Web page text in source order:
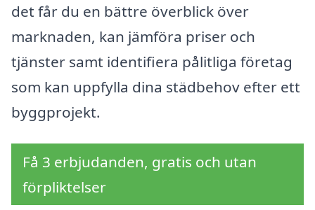
det får du en bättre överblick över
marknaden, kan jämföra priser och
tjänster samt identifiera pålitliga företag
som kan uppfylla dina städbehov efter ett
byggprojekt.
Få 3 erbjudanden, gratis och utan
förpliktelser